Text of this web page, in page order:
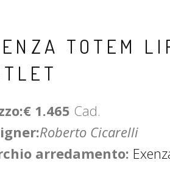
TOTEM
1.465 Cad.
Roberto Cicarelli
arredamento: